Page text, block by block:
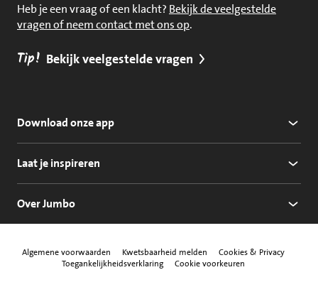
Heb je een vraag of een klacht? Bekijk de veelgestelde
vragen of neem contact met ons op.
Tip! Bekijk veelgestelde vragen
Download onze app
Laat je inspireren
Over Jumbo
Algemene voorwaarden Kwetsbaarheid melden
Cookies & Privacy
Toegankelijkheidsverklaring
Cookie voorkeuren